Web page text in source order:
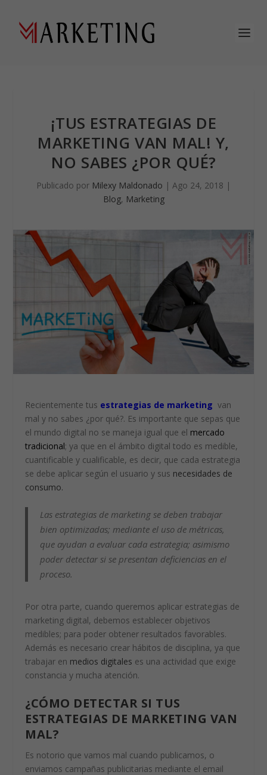
¡TUS ESTRATEGIAS DE
MARKETING VAN MAL! Y,
NO SABES ¿POR QUÉ?
Publicado por Milexy Maldonado | Ago 24, 2018 |
Blog, Marketing
Recientemente tus estrategias de marketing van
mal y no sabes ¿por qué?. Es importante que sepas que
el mundo digital no se maneja igual que el mercado
tradicional; ya que en el ámbito digital todo es medible,
cuantificable y cualificable, es decir, que cada estrategia
se debe aplicar según el usuario y sus necesidades de
consumo.
Las estrategias de marketing se deben trabajar
bien optimizadas; mediante el uso de métricas,
que ayudan a evaluar cada estrategia; asimismo
poder detectar si se presentan deficiencias en el
proceso.
Por otra parte, cuando queremos aplicar estrategias de
marketing digital, debemos establecer objetivos
medibles; para poder obtener resultados favorables.
Además es necesario crear hábitos de disciplina, ya que
trabajar en medios digitales es una actividad que exige
constancia y mucha atención.
¿CÓMO DETECTAR SI TUS
ESTRATEGIAS DE MARKETING VAN
MAL?
Es notorio que vamos mal cuando publicamos, o
enviamos campañas publicitarias mediante el email